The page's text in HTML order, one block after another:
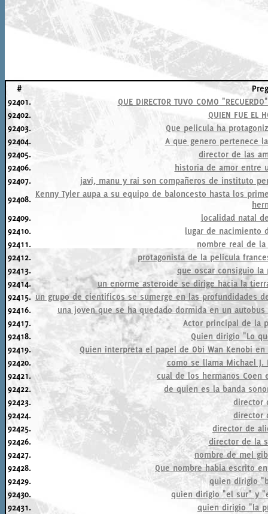
#
92401.
QUE DIRECTOR TUVO COMO
92402.
QUIEN FUE EL
92403.
Que pelicula ha
92404.
A que genero pertenece
92405.
director de las
92406.
historia de amor entre
92407.
javi, manu y rai son compañeros de instituto
92408. Kenny Tyler aupa a su equipo de baloncesto hasta los
92409.
localidad natal
92410.
lugar de nacimiento
92411.
nombre real de
92412.
protagonista de la pelicula
92413.
que oscar consiguio
92414.
un enorme asteroide se dirige hacia la
92415. un grupo de cientificos se sumerge en las profundidades
92416.
una joven que se ha quedado dormida en un
92417.
Actor principal de la
92418.
Quien dirigio "Lo
92419.
Quien interpreta el papel de Obi Wan Kenobi en
92420.
como se llama Michael
92421.
cual de los hermanos Coen
92422.
de quien es la banda
92423.
director
92424.
director
92425.
director de
92426.
director de la
92427.
nombre de mel
92428.
Que nombre habia escrito
92429.
quien dirigio
92430.
quien dirigio "el sur" y
92431.
quien dirigio "la